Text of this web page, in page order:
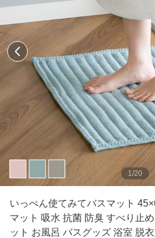
1 /20
いっぺん使てみてバスマット
マット 吸水 抗菌 防臭 すべり止
ット お風呂 バスグッズ 浴室 脱